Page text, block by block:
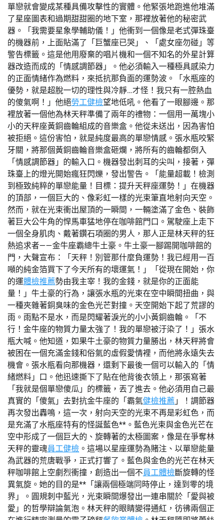
單戀就會變成某種具備攻擊性的實體。他緊張地跑進他堆滿
了星座圖表和過期甜甜圈的地下室，那裡放著他的秘密武
器。「我需要星象學輔助儀！」他衝到一個像是老式彈珠臺
的機器前，上面貼滿了「巨蟹座已哭」、「處女座勿碰」等
警告標籤。這是他用廢棄的唱片機和一個不知名的外星計算
器改造而成的「情感調節器」。他必須輸入一種極具感染力
的正面情緒作為燃料，來抵抗那負面的運勢波。「水瓶座的
優勢，就是超脫一切的理性與冷靜…才怪！我只有一腔熱血
的傻氣啊！」他絕勞工健檢望地低吼。他看了一眼腳邊。那
裡放著一個他為林天秤準備了兩年的禮物：一個用一萬塊小
小的天秤座黃銅齒輪組成的音樂盒。他從未送出，因為害怕
被拒絕。這份害怕，就是純度最高的單戀情感。張水瓶咬緊
牙關，將那個黃銅齒輪音樂盒砸爛，將所有的齒輪都倒入
「情感調節器」的輸入口。機器發出刺耳的尖叫，接著，彈
珠臺上的燈光開始瘋狂閃爍，發出警告。「能量超載！檢測
到極致純粹的單戀能量！目標：提升天秤座運勢！」在機器
的頂部，一個巨大的、像彩虹一樣的光束筆直地射向天空。
然而，就在光束衝出屋頂的一瞬間，一輛塗滿了金色、裝飾
著巨大公牛角的悍馬車猛地停在咖啡館門口。駕駛座上走下
一個全身肌肉、戴著鑽石項圈的男人，那人正是林天秤的狂
熱追求者——金牛座霸總牛土豪。牛土豪一腳踢開咖啡館的
門，大聲宣布：「天秤！別管那什麼負運勢！我已經用一百
噸的純金箔買下了今天所有的壞運氣！」「從現在開始，你
的運體檢推薦勢由我主宰！我的金錢，就是你的正面能
量！」牛土豪的行為，讓張水瓶的光束在空中瞬間扭曲，與
一種夾雜著銅臭味的金色光芒對撞。天空開始下起了荒謬的
雨。雨點不是水，而是閃耀著淚光的小小黃銅齒輪。「不
行！金牛座的物質力量太強了！我的單戀被汙染了！」張水
瓶大喊。他知道，如果牛土豪的物質力量勝出，林天秤將會
被困在一個充滿金錢和俗氣的虛假愛情裡，而他將永遠失去
機會。張水瓶看向那機器，還剩下最後一個可以輸入的「情
緒燃料」口。他迅速撕下了貼在他背後衣領上，那張寫著
「我就是個單戀傻瓜」的標籤，丟了進去。他必須用自己最
真實的「傻氣」去對抗金牛座的「霸氣健檢推薦 」！調節器
再次發出轟鳴，這一次，射向天空的光束不再是彩虹色，而
是充滿了水瓶座特有的怪誕藍色**。藍色光束與金色光芒在
空中形成了一個巨大的、旋轉著的太極圖案，像是在爭奪林
天秤的靈魂員工健檢 。這場以星座運勢為賭注、以單戀能量
為武器的荒唐戰爭，正式打響了。藍色與金色的光芒在林天
秤咖啡館上空劇烈衝撞，創造出一個不員工體檢斷旋轉的怪
異氣旋。她的目的是**「讓兩個極端同時停止，達到零的境
界」。圓規刺中藍光，光束瞬間爆發出一連串關於「愛與被
愛」的哲學辯論氣泡。林天秤的眼睛變得通紅，彷彿兩個正